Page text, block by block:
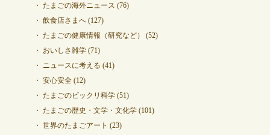
たまごの海外ニュース (76)
飲食店さまへ(127)
たまごの健康情報（研究など）
(52)
おいしさ雑学(71)
ニュースに考える (41)
安心安全(12)
たまごのビックリ科学(51)
たまごの歴史・文学・文化学(101)
世界のたまごアート (23)